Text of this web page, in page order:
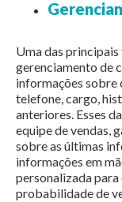
Uma das
gerenciamento de
informações sobre
telefone, cargo,
anteriores. Esses
equipe de vendas,
sobre as últimas
informações em
personalizada para
probabilidade de